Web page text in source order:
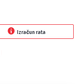
Izračun rata